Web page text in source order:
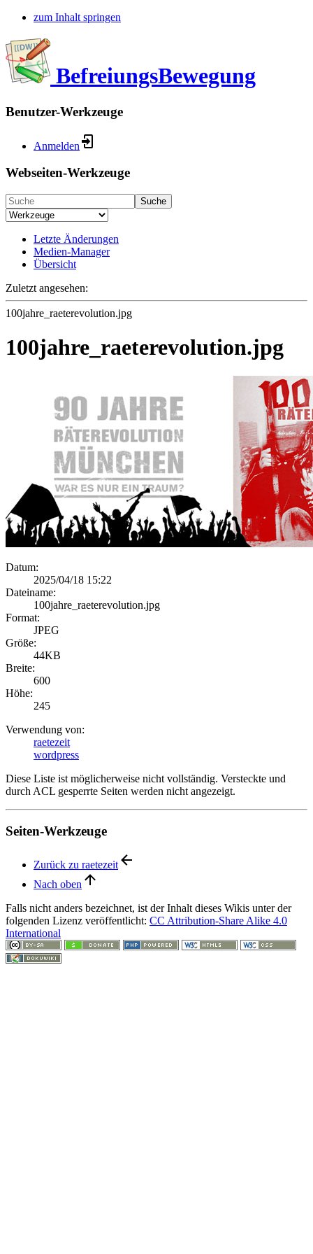
zum Inhalt springen
BefreiungsBewegung
Benutzer-Werkzeuge
Anmelden
Webseiten-Werkzeuge
Suche
Letzte Änderungen
Medien-Manager
Übersicht
Zuletzt angesehen:
100jahre_raeterevolution.jpg
100jahre_raeterevolution.jpg
Datum:
2025/04/18 15:22
Dateiname:
100jahre_raeterevolution.jpg
Format:
JPEG
Größe:
44KB
Breite:
600
Höhe:
245
Verwendung von:
raetezeit
wordpress
Diese Liste ist möglicherweise nicht vollständig. Versteckte und
durch ACL gesperrte Seiten werden nicht angezeigt.
Seiten-Werkzeuge
Zurück zu raetezeit
Nach oben
Falls nicht anders bezeichnet, ist der Inhalt dieses Wikis unter der
folgenden Lizenz veröffentlicht: CC Attribution-Share Alike 4.0
International